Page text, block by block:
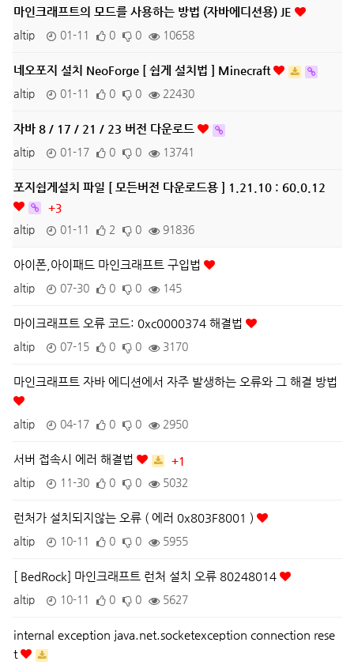
마인크래프트의 모드를 사용하는 방법 (자바에디션용) JE
altip 01-11 0 0 10658
네오포지 설치 NeoForge [ 쉽게 설치법 ] Minecraft
altip 01-11 0 0 22430
자바 8 / 17 / 21 / 23 버전 다운로드
altip 01-17 0 0 13741
포지쉽게설치 파일 [ 모든버전 다운로드용 ] 1.21.10 : 60.0.12
+3
altip
01-11 2 0 91836
아이폰,아이패드 마인크래프트 구입법
altip 07-30 0 0 145
마이크래프트 오류 코드: 0xc0000374 해결법
altip 07-15 0 0 3170
마인크래프트 자바 에디션에서 자주 발생하는 오류와 그 해결 방법
altip 04-17 0 0 2950
서버 접속시 에러 해결법
+1
altip
11-30 0 0 5032
런처가 설치되지않는 오류 ( 에러 0x803F8001 )
altip 10-11 0 0 5955
[ BedRock] 마인크래프트 런처 설치 오류 80248014
altip 10-11 0 0 5627
internal exception java.net.socketexception connection rese
t